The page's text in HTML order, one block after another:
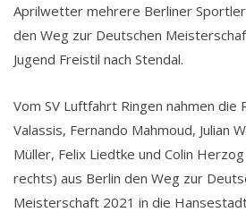
Aprilwetter mehrere Berliner
den Weg zur Deutschen
Jugend Freistil nach Stendal.
Vom SV Luftfahrt Ringen nahmen die
Valassis, Fernando Mahmoud, Julian
Müller, Felix Liedtke und Colin
rechts) aus Berlin den Weg zur
Meisterschaft 2021 in die